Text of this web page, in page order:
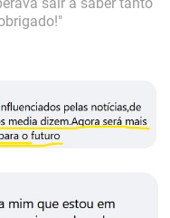
sair a saber tanto